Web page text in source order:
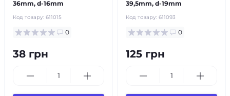
36mm, d-16mm
Код товару: 611015
0
38 грн
39,5mm, d-19mm
Код товару: 611093
0
125 грн